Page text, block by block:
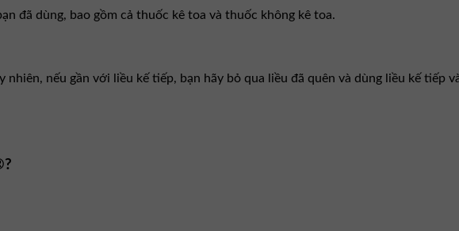
đã dùng, bao gồm cả thuốc kê toa và thuốc không kê toa.
nếu gần với liều kế tiếp, bạn hãy bỏ qua liều đã quên và dùng liều kế tiếp